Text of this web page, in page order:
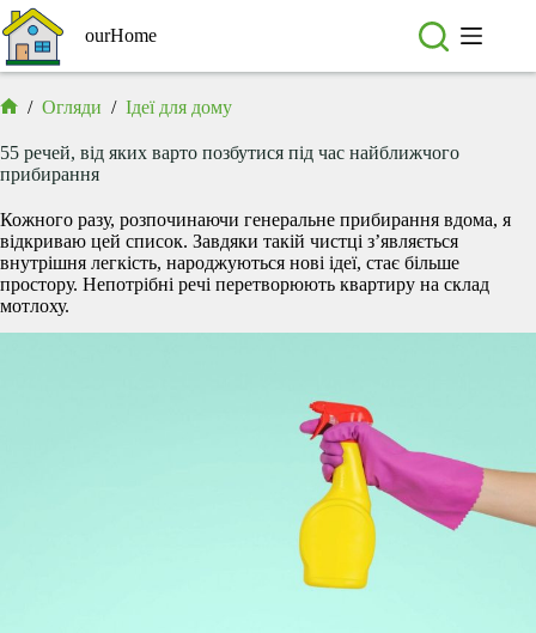
Перейти
до
вмісту
ourHome
/ Огляди / Ідеї для дому
55 речей, від яких варто позбутися під час найближчого
прибирання
Кожного разу, розпочинаючи генеральне прибирання вдома, я
відкриваю цей список. Завдяки такій чистці з’являється
внутрішня легкість, народжуються нові ідеї, стає більше
простору. Непотрібні речі перетворюють квартиру на склад
мотлоху.